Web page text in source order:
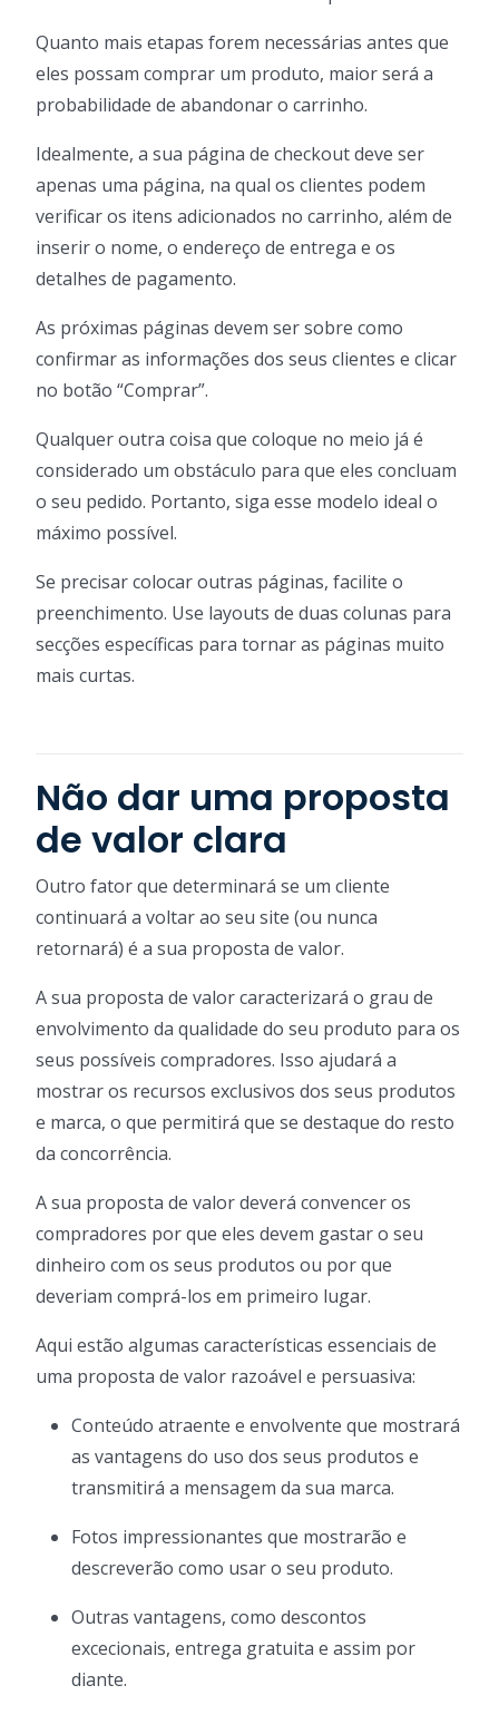
Quanto mais etapas forem necessárias antes que
eles possam comprar um produto, maior será a
probabilidade de abandonar o carrinho.
Idealmente, a sua página de checkout deve ser
apenas uma página, na qual os clientes podem
verificar os itens adicionados no carrinho, além de
inserir o nome, o endereço de entrega e os
detalhes de pagamento.
As próximas páginas devem ser sobre como
confirmar as informações dos seus clientes e clicar
no botão “Comprar”.
Qualquer outra coisa que coloque no meio já é
considerado um obstáculo para que eles concluam
o seu pedido. Portanto, siga esse modelo ideal o
máximo possível.
Se precisar colocar outras páginas, facilite o
preenchimento. Use layouts de duas colunas para
secções específicas para tornar as páginas muito
mais curtas.
Não dar uma proposta
de valor clara
Outro fator que determinará se um cliente
continuará a voltar ao seu site (ou nunca
retornará) é a sua proposta de valor.
A sua proposta de valor caracterizará o grau de
envolvimento da qualidade do seu produto para os
seus possíveis compradores. Isso ajudará a
mostrar os recursos exclusivos dos seus produtos
e marca, o que permitirá que se destaque do resto
da concorrência.
A sua proposta de valor deverá convencer os
compradores por que eles devem gastar o seu
dinheiro com os seus produtos ou por que
deveriam comprá-los em primeiro lugar.
Aqui estão algumas características essenciais de
uma proposta de valor razoável e persuasiva:
Conteúdo atraente e envolvente que mostrará
as vantagens do uso dos seus produtos e
transmitirá a mensagem da sua marca.
Fotos impressionantes que mostrarão e
descreverão como usar o seu produto.
Outras vantagens, como descontos
excecionais, entrega gratuita e assim por
diante.